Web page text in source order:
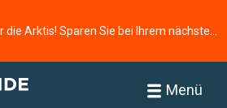
Menü